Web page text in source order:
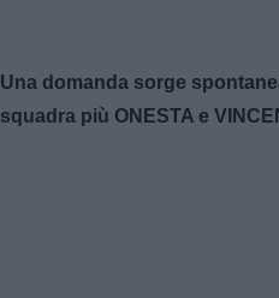
Una domanda sorge
squadra più ONESTA e